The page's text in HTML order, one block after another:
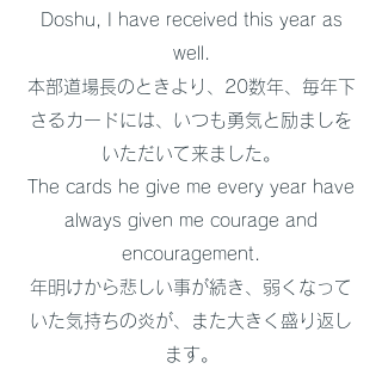
Doshu, I have received this year as
well.
本部道場長のときより、20数年、毎年下
さるカードには、いつも勇気と励ましを
いただいて来ました。
The cards he give me every year have
always given me courage and
encouragement.
年明けから悲しい事が続き、弱くなって
いた気持ちの炎が、また大きく盛り返し
ます。